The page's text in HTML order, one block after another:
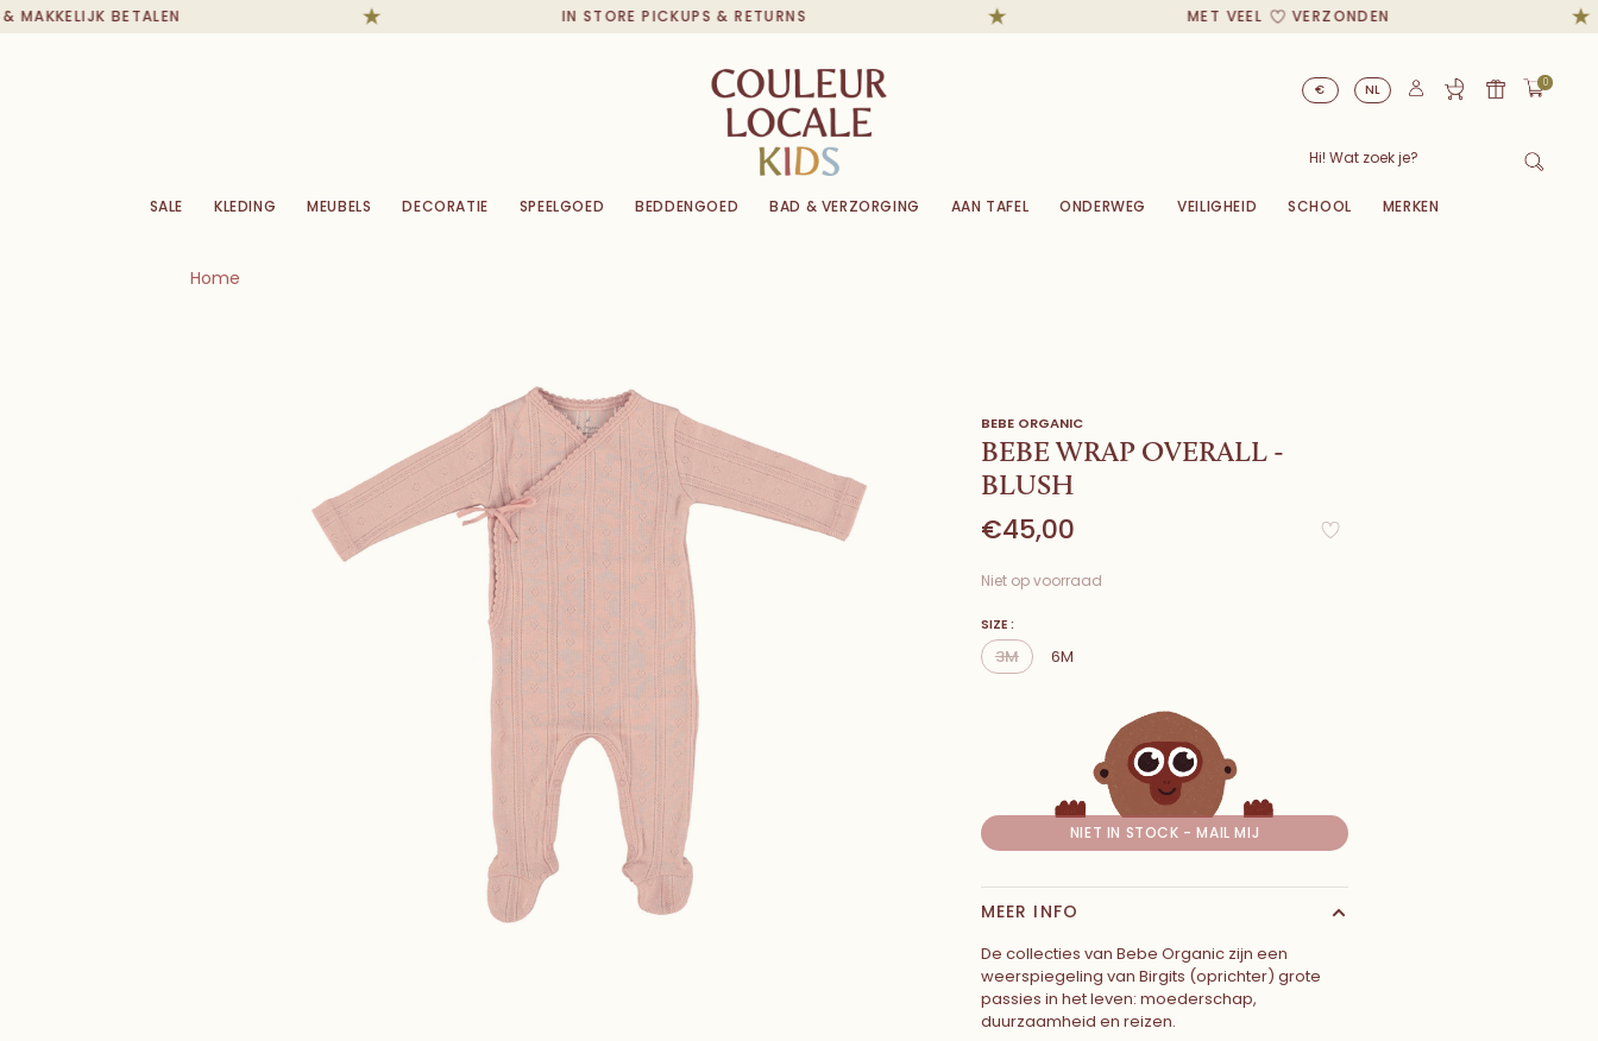
BETALEN IN STORE PICKUPS & RETURNS MET VEEL VERZONDEN
€ NL 0
SALE KLEDING MEUBELS DECORATIE SPEELGOED BEDDENGOED BAD & VERZORGING AAN TAFEL ONDERWEG VEILIGHEID SCHOOL MERKEN
Home
BEBE ORGANIC
BEBE WRAP OVERALL -
BLUSH
€45,00
Niet op voorraad
SIZE :
3M 6M
NIET IN STOCK - MAIL MIJ
MEER INFO
De collecties van Bebe Organic zijn een
weerspiegeling van Birgits (oprichter) grote
passies in het leven: moederschap,
duurzaamheid en reizen.